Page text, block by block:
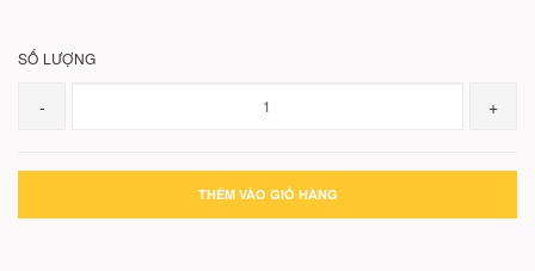
SỐ LƯỢNG
- +
THÊM VÀO GIỎ HÀNG